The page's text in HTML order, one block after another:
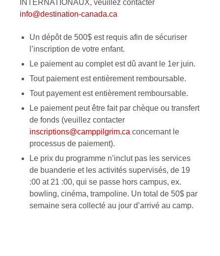
INTERNATIONAUX, veuillez contacter
info@destination-canada.ca
Un dépôt de 500$ est requis afin de sécuriser
l’inscription de votre enfant.
Le paiement au complet est dû avant le 1er juin.
Tout paiement est entièrement remboursable.
Tout payement est entièrement remboursable.
Le paiement peut être fait par chèque ou transfert
de fonds (veuillez contacter
inscriptions@camppilgrim.ca concernant le
processus de paiement).
Le prix du programme n’inclut pas les services
de buanderie et les activités supervisés, de 19
:00 at 21 :00, qui se passe hors campus, ex.
bowling, cinéma, trampoline. Un total de 50$ par
semaine sera collecté au jour d’arrivé au camp.